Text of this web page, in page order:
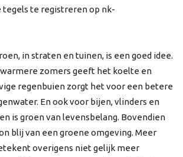
te registreren op nk-
in straten en tuinen, is een goed idee.
warmere zomers geeft het koelte en
regenbuien zorgt het voor een betere
En ook voor bijen, vlinders en
is groen van levensbelang. Bovendien
blij van een groene omgeving. Meer
overigens niet gelijk meer